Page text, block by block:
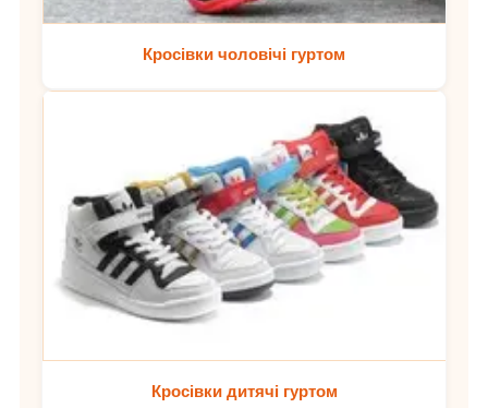
Кросівки чоловічі гуртом
Кросівки дитячі гуртом